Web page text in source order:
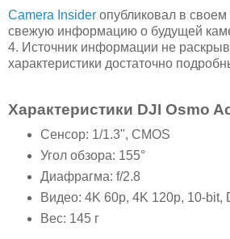
Camera Insider опубликовал в своем
свежую информацию о будущей
4. Источник информации не
характеристики достаточно
Характеристики DJI Osmo
Сенсор: 1/1.3", CMOS
Угол обзора: 155°
Диафрагма: f/2.8
Видео: 4K 60p, 4K 120p, 10-bit,
Вес: 145 г